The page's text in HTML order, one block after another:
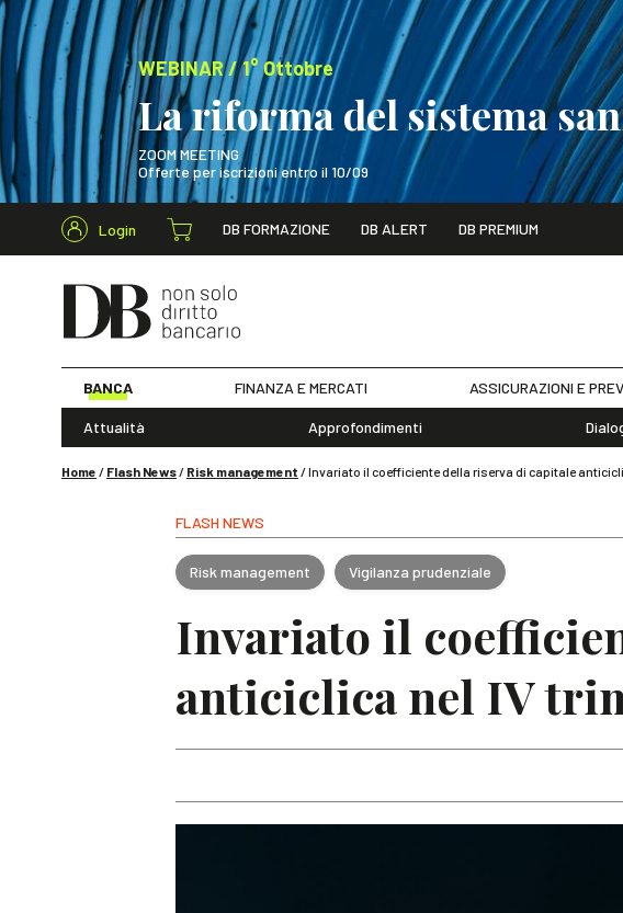
WEBINAR / 1° Ottobre
La riforma del sistema
ZOOM MEETING
Offerte per iscrizioni entro il 10/09
WEBINAR / 1° Ottobre
Login DB FORMAZIONE DB ALERT DB PREMIUM
BANCA FINANZA E MERCATI ASSICURAZIONI E
Attualità Approfondimenti
Home / Flash News/ Risk management /Invariato il coefficiente della riserva di capitale
FLASH NEWS
Risk management Vigilanza prudenziale
Invariato il
anticiclica nel IV